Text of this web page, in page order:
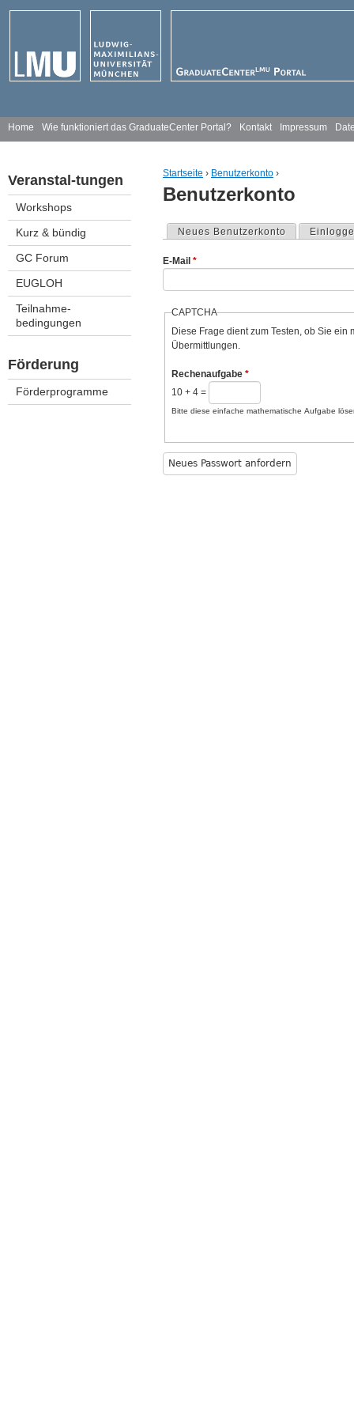
Jump to navigation
Veranstal-tungen
Workshops
Kurz & bündig
GC Forum
EUGLOH
Teilnahme-
bedingungen
Förderung
Förderprogramme
You are here
Startseite › Benutzerkonto ›
Benutzerkonto
Primary tabs
Neues Benutzerkonto
E-Mail *
CAPTCHA
Diese Frage dient zum Testen, ob Sie
Übermittlungen.
Rechenaufgabe *
10 + 4 =
Bitte diese einfache mathematische Aufgabe
H
u
t
m
e
ü
Home Wie funktioniert das GraduateCenter Portal? Kontakt Impressum